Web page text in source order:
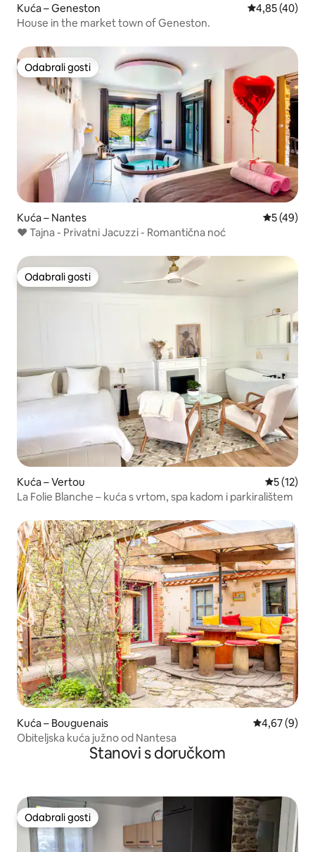
Kuća – Geneston Prosječna
4,85 (40)
House in the market town of Geneston.
Odabrali gosti
Odabrali gosti
Kuća – Nantes Prosječna
5 (49)
❤️ Tajna - Privatni Jacuzzi - Romantična noć
Odabrali gosti
Odabrali gosti
Kuća – Vertou Prosječna
5 (12)
La Folie Blanche – kuća s vrtom, spa kadom i parkiralištem
Kuća – Bouguenais Prosječna
4,67 (9)
Obiteljska kuća južno od Nantesa
Stanovi s doručkom
Odabrali gosti
Odabrali gosti